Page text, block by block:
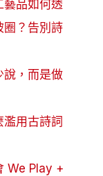
藝品如何透
圈？告別詩
說，而是做
用古詩詞
We Play +